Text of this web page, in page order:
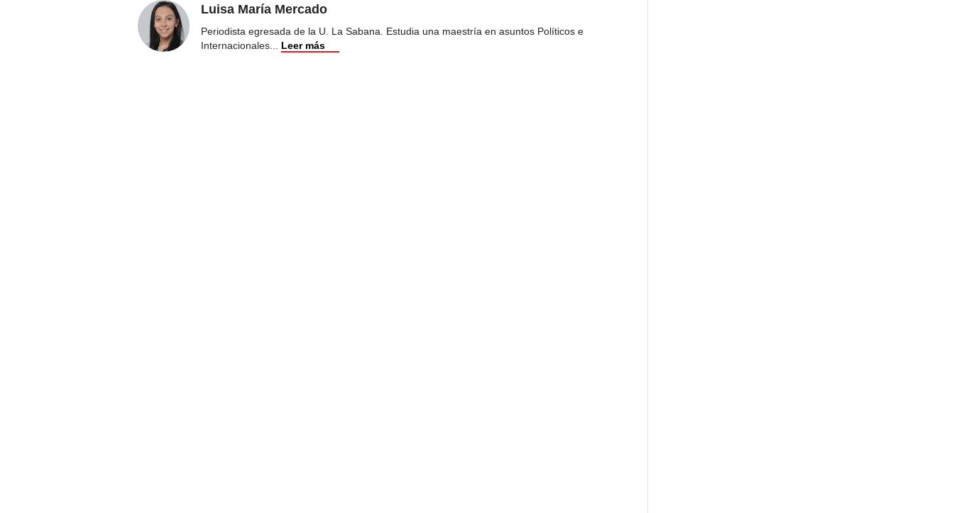
Luisa María Mercado
Periodista egresada de la U. La Sabana. Estudia una maestría en asuntos Políticos e
Internacionales... Leer más